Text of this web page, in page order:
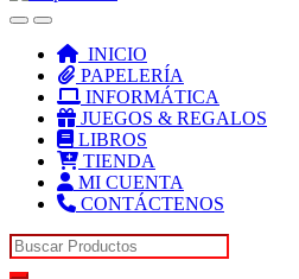
INICIO
PAPELERÍA
INFORMÁTICA
JUEGOS & REGALOS
LIBROS
TIENDA
MI CUENTA
CONTÁCTENOS
Search for: